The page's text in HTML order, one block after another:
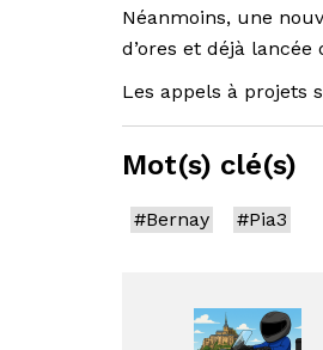
Néanmoins, une
d’ores et déjà lancée
Les appels à projets
Mot(s) clé(s)
#Bernay #Pia3